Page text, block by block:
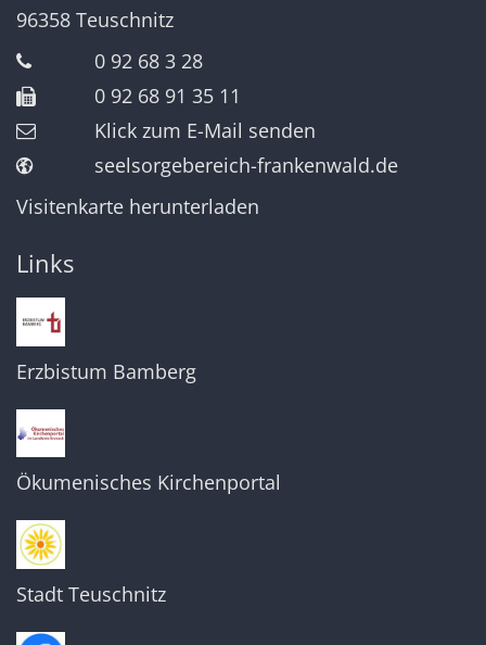
96358 Teuschnitz
0 92 68 3 28
0 92 68 91 35 11
Klick zum E-Mail senden
seelsorgebereich-frankenwald.de
Visitenkarte herunterladen
Links
Erzbistum Bamberg
Ökumenisches Kirchenportal
Stadt Teuschnitz